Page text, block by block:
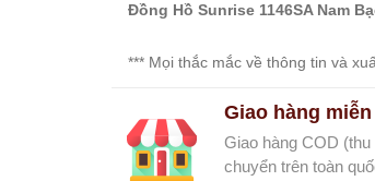
Hanboro
Jacobs
Kors
Sunrise
Đồng Hồ Sunrise 1146SA Nam
*** Mọi thắc mắc về thông tin và
Giao hàng
Giao hàng COD
chuyển trên toàn